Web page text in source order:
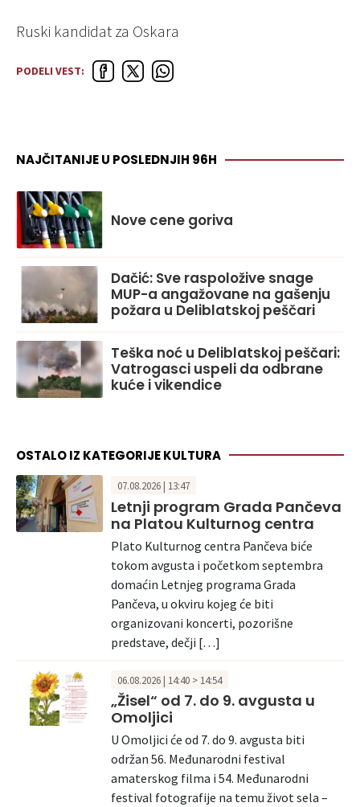
Ruski kandidat za Oskara
PODELI VEST:
NAJČITANIJE U POSLEDNJIH 96H
Nove cene goriva
Dačić: Sve raspoložive snage
MUP-a angažovane na gašenju
požara u Deliblatskoj peščari
Teška noć u Deliblatskoj peščari:
Vatrogasci uspeli da odbrane
kuće i vikendice
OSTALO IZ KATEGORIJE KULTURA
07.08.2026 | 13:47
Letnji program Grada Pančeva
na Platou Kulturnog centra
Plato Kulturnog centra Pančeva biće
tokom avgusta i početkom septembra
domaćin Letnjeg programa Grada
Pančeva, u okviru kojeg će biti
organizovani koncerti, pozorišne
predstave, dečji […]
06.08.2026 | 14:40 > 14:54
„Žisel“ od 7. do 9. avgusta u
Omoljici
U Omoljici će od 7. do 9. avgusta biti
održan 56. Međunarodni festival
amaterskog filma i 54. Međunarodni
festival fotografije na temu život sela –